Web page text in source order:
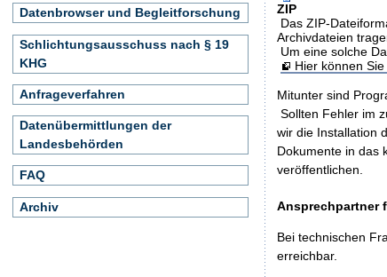
ZIP
Das ZIP-
Archivdateien
Um eine solche
Hier können
Mitunter sind
Sollten Fehler im
wir die Installation
Dokumente in das
veröffentlichen.
Ansprechpartner
Bei technischen
erreichbar.
Datenbrowser und Begleitforschung
Schlichtungsausschuss nach § 19
KHG
Anfrageverfahren
Datenübermittlungen der
Landesbehörden
FAQ
Archiv